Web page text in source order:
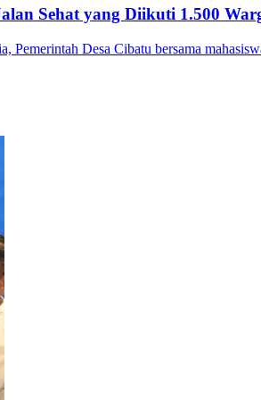
Sehat yang Diikuti 1.500
Desa Cibatu bersama